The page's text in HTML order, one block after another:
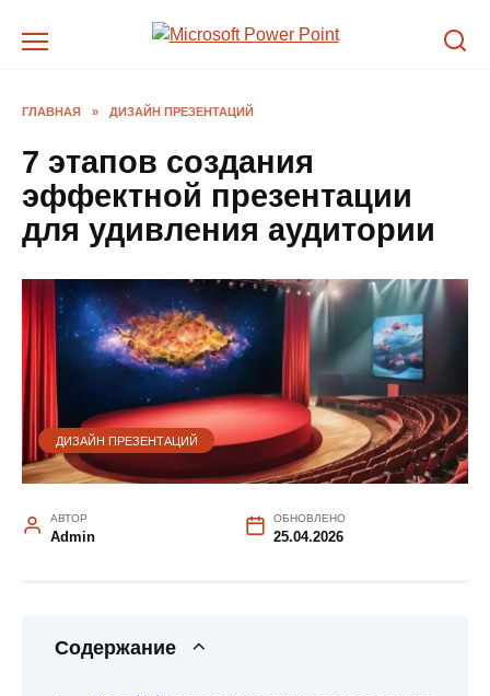
ГЛАВНАЯ » ДИЗАЙН ПРЕЗЕНТАЦИЙ
7 этапов создания
эффектной презентации
для удивления аудитории
ДИЗАЙН ПРЕЗЕНТАЦИЙ
АВТОР
Admin
ОБНОВЛЕНО
25.04.2026
Содержание